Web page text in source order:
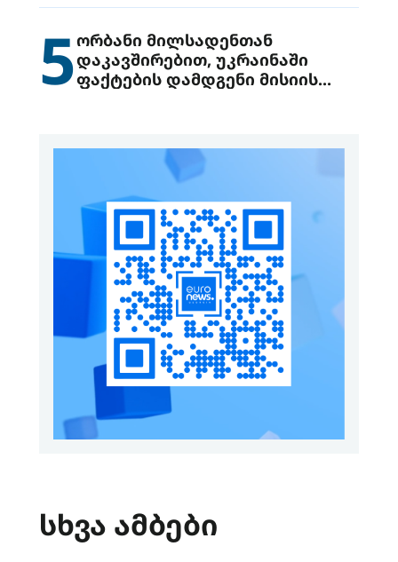
5ორბანი მილსადენთან
დაკავშირებით, უკრაინაში
ფაქტების დამდგენი მისიის
სხვა ამბები